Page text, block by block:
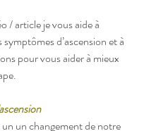
/ article je vous aide à
d’ascension et à
pour vous aider à mieux
un un changement de notre